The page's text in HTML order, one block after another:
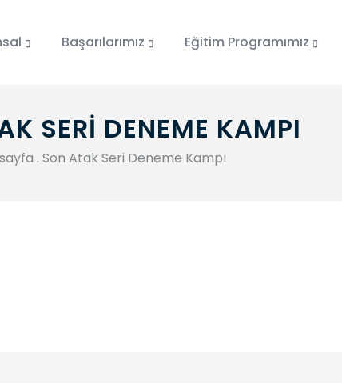
Başarılarımız Eğitim Programımız
SERI DENEME KAMPI
. Son Atak Seri Deneme Kampı